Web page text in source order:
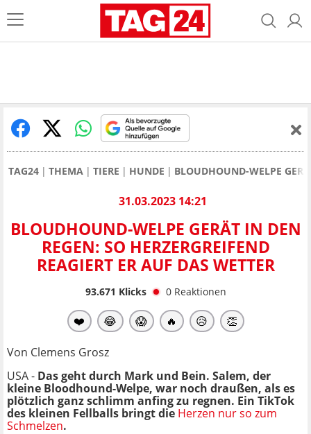
TAG24 THEMA TIERE HUNDE BLOUDHOUND-WELPE
31.03.2023 14:21
BLOUDHOUND-WELPE GERÄT IN DEN
REGEN: SO HERZERGREIFEND
REAGIERT ER AUF DAS WETTER
93.671 Klicks 0 Reaktionen
❤️ 😂 😱 🔥 😥 👏
Von Clemens Grosz
USA - Das geht durch Mark und Bein. Salem, der
kleine Bloodhound-Welpe, war noch draußen, als es
plötzlich ganz schlimm anfing zu regnen. Ein TikTok
des kleinen Fellballs bringt die Herzen nur so zum
Schmelzen.